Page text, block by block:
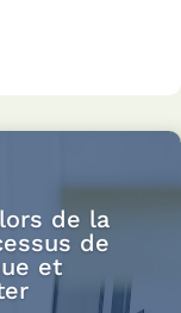
de la
de
et